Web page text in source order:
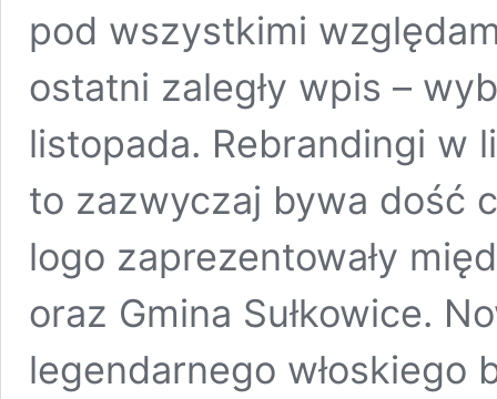
pod wszystkimi
ostatni zaległy wpis –
listopada. Rebrandingi w
to zazwyczaj bywa dość
logo zaprezentowały
oraz Gmina Sułkowice.
legendarnego włoskiego